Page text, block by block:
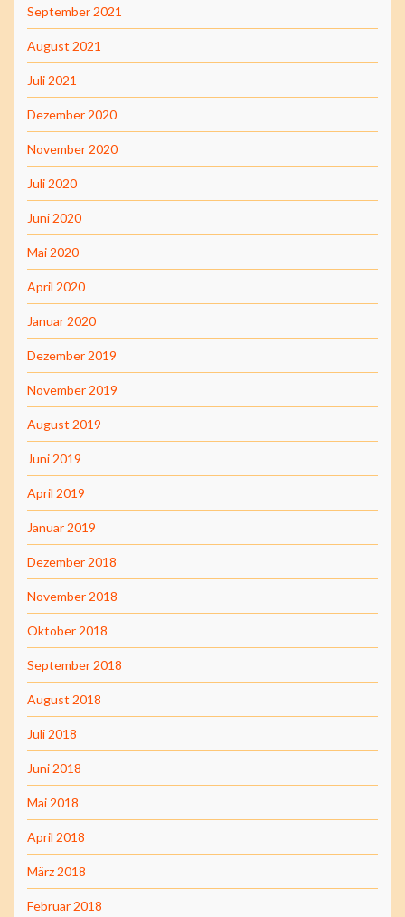
September 2021
August 2021
Juli 2021
Dezember 2020
November 2020
Juli 2020
Juni 2020
Mai 2020
April 2020
Januar 2020
Dezember 2019
November 2019
August 2019
Juni 2019
April 2019
Januar 2019
Dezember 2018
November 2018
Oktober 2018
September 2018
August 2018
Juli 2018
Juni 2018
Mai 2018
April 2018
März 2018
Februar 2018